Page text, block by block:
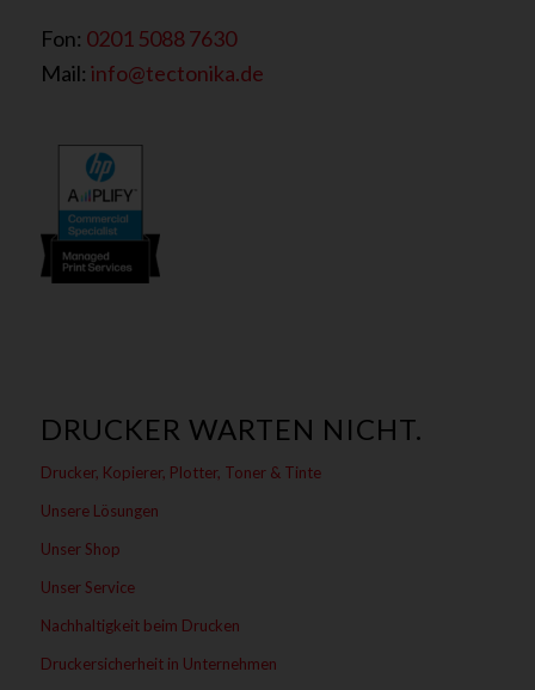
Fon: 0201 5088 7630
Mail: info@tectonika.de
DRUCKER WARTEN NICHT.
Drucker, Kopierer, Plotter, Toner & Tinte
Unsere Lösungen
Unser Shop
Unser Service
Nachhaltigkeit beim Drucken
Druckersicherheit in Unternehmen